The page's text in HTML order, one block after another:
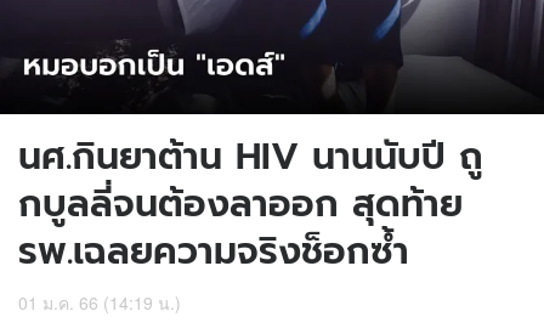
นศ.กินยาต้าน HIV นานนับปี ถู
กบูลลี่จนต้องลาออก สุดท้าย
รพ.เฉลยความจริงช็อกซ้ำ
01 ม.ค. 66 (14:19 น.)